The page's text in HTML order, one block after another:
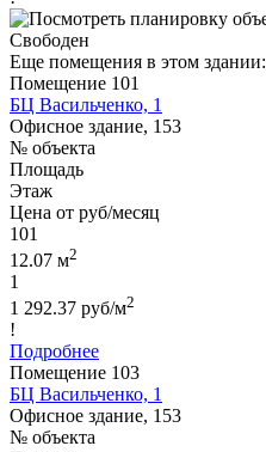
Свободен
Еще помещения в этом здании:
Помещение 101
БЦ Васильченко, 1
Офисное здание, 153
№ объекта
Площадь
Этаж
Цена от руб/месяц
101
12.07 м2
1
1 292.37 руб/м2
!
Подробнее
Помещение 103
БЦ Васильченко, 1
Офисное здание, 153
№ объекта